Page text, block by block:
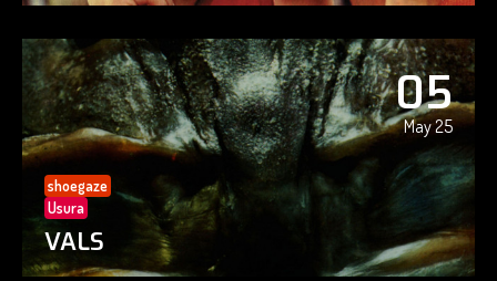
05
May 25
shoegaze
Usura
VALS